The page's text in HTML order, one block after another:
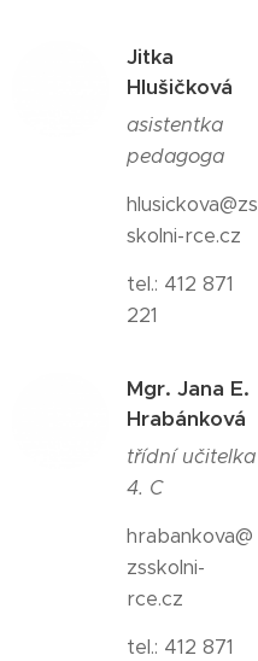
Jitka
Hlušičková
asistentka
pedagoga
hlusickova@zs
skolni-rce.cz
tel.: 412 871
221
Mgr. Jana E.
Hrabánková
třídní učitelka
4. C
hrabankova@
zsskolni-
rce.cz
tel.: 412 871